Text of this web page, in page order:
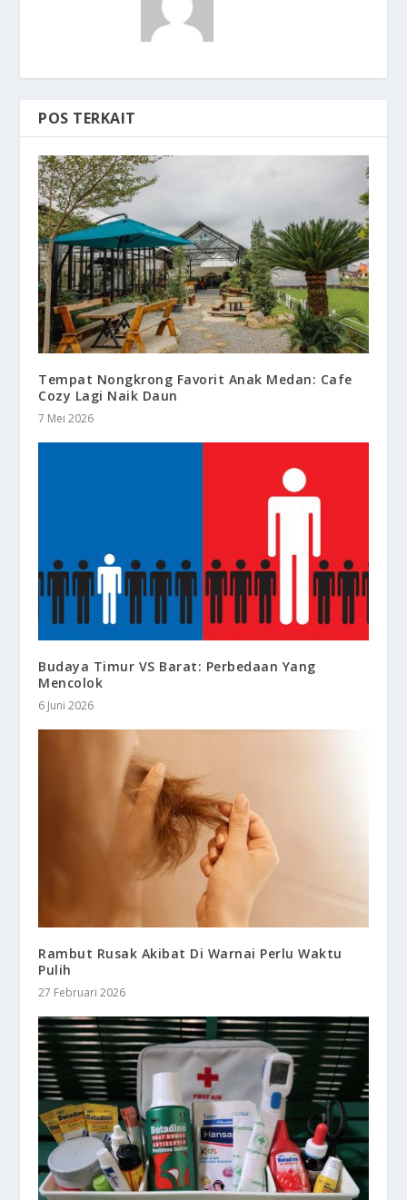
POS TERKAIT
Tempat Nongkrong Favorit Anak Medan: Cafe
Cozy Lagi Naik Daun
7 Mei 2026
Budaya Timur VS Barat: Perbedaan Yang
Mencolok
6 Juni 2026
Rambut Rusak Akibat Di Warnai Perlu Waktu
Pulih
27 Februari 2026